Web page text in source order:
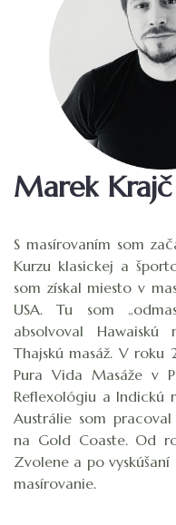
Marek Krajč
S masírovaním som
Kurzu klasickej a
som získal miesto v
USA. Tu som
absolvoval
Thajskú masáž. V roku
Pura Vida Masáže v
Reflexológiu a Indickú
Austrálie som
na Gold Coaste. Od
Zvolene a po
masírovanie.